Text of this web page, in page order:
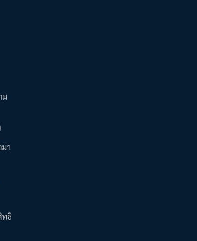
ม
า
ทธิ